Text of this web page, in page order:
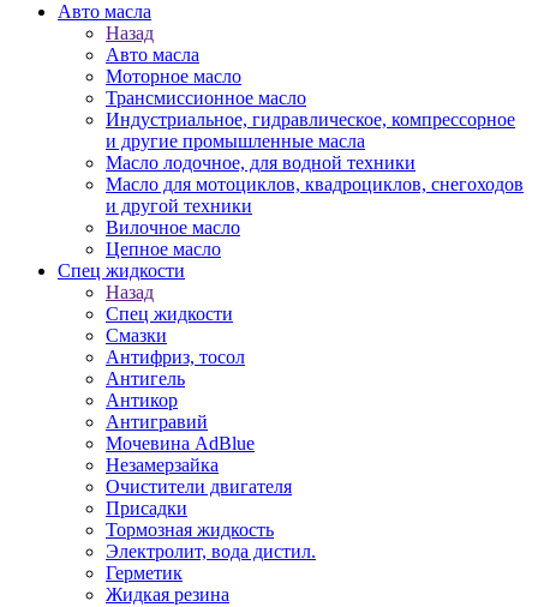
Авто масла
Назад
Авто масла
Моторное масло
Трансмиссионное масло
Индустриальное, гидравлическое, компрессорное
и другие промышленные масла
Масло лодочное, для водной техники
Масло для мотоциклов, квадроциклов, снегоходов
и другой техники
Вилочное масло
Цепное масло
Спец жидкости
Назад
Спец жидкости
Смазки
Антифриз, тосол
Антигель
Антикор
Антигравий
Мочевина AdBlue
Незамерзайка
Очистители двигателя
Присадки
Тормозная жидкость
Электролит, вода дистил.
Герметик
Жидкая резина